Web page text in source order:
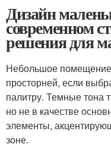
Дизайн
современном
решения для
Небольшое помещение
просторней, если
палитру. Темные тона
но не в качестве
элементы,
зоне.